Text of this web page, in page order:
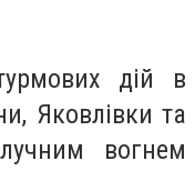
дій в
Яковлівки та
вогнем